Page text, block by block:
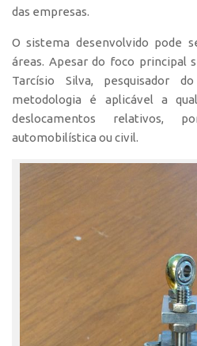
Edição 2019
Edição 2017
Inovação em Números
Propriedade Intelectual
Formas de Proteção
Desenho Industrial
das empresas.
O sistema desenvolvido pode
áreas. Apesar do foco principal
Tarcísio Silva, pesquisador
metodologia é aplicável a
deslocamentos relativos,
automobilística ou civil.